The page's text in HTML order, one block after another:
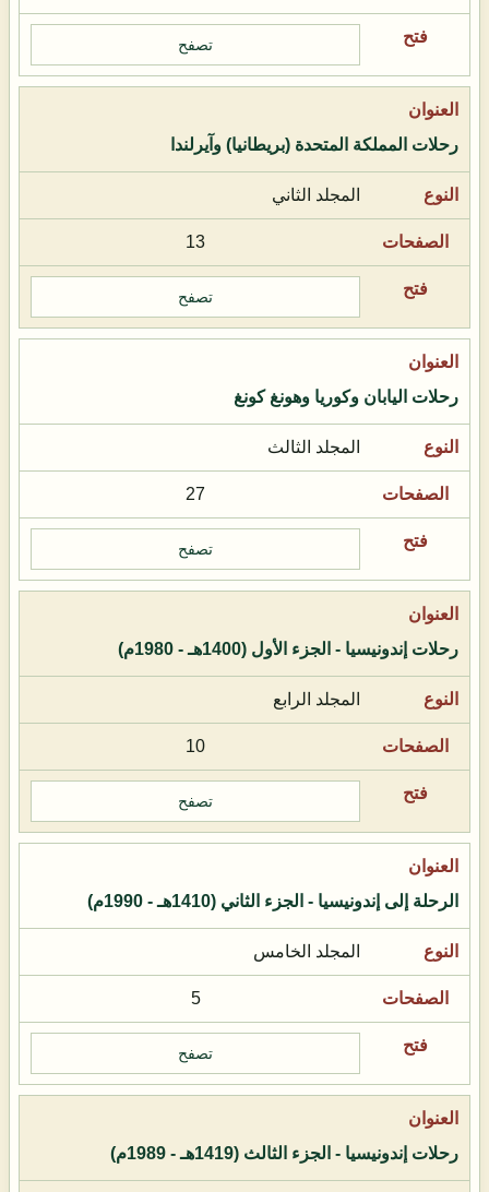
تصفح
رحلات المملكة المتحدة (بريطانيا) وآيرلندا
المجلد الثاني
13
تصفح
رحلات اليابان وكوريا وهونغ كونغ
المجلد الثالث
27
تصفح
رحلات إندونيسيا - الجزء الأول (1400هـ - 1980م)
المجلد الرابع
10
تصفح
الرحلة إلى إندونيسيا - الجزء الثاني (1410هـ - 1990م)
المجلد الخامس
5
تصفح
رحلات إندونيسيا - الجزء الثالث (1419هـ - 1989م)